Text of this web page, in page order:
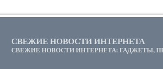
СВЕЖИЕ НОВОСТИ ИНТЕРНЕТА
СВЕЖИЕ НОВОСТИ ИНТЕРНЕТА: ГАДЖЕТЫ,